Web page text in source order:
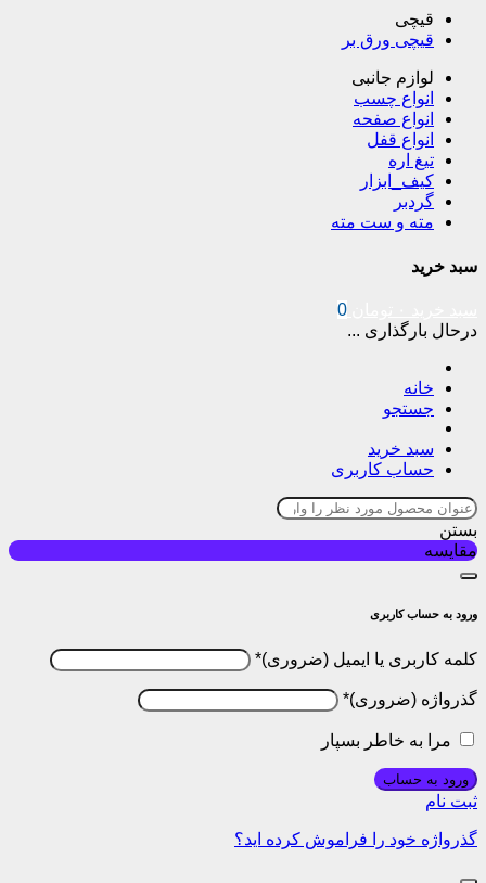
قیچی
قیچی ورق بر
لوازم جانبی
انواع چسب
انواع صفحه
انواع قفل
تیغ اره
کیف_ابزار
گردبر
مته و ست مته
سبد خرید
0
درحال بارگذاری ...
خانه
جستجو
سبد خرید
حساب کاربری
بستن
مقایسه
ورود به حساب کاربری
کلمه کاربری یا ایمیل *
گذرواژه *
مرا به خاطر بسپار
ورود به حساب
ثبت نام
گذرواژه خود را فراموش کرده اید؟